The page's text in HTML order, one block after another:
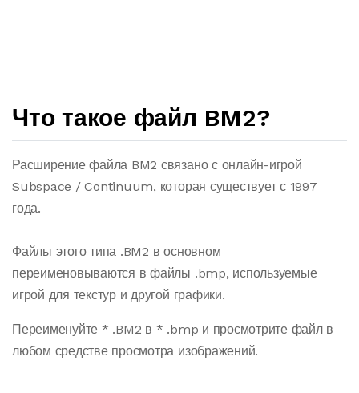
Что такое файл BM2?
Расширение файла BM2 связано с онлайн-игрой
Subspace / Continuum, которая существует с 1997
года.
Файлы этого типа .BM2 в основном
переименовываются в файлы .bmp, используемые
игрой для текстур и другой графики.
Переименуйте * .BM2 в * .bmp и просмотрите файл в
любом средстве просмотра изображений.